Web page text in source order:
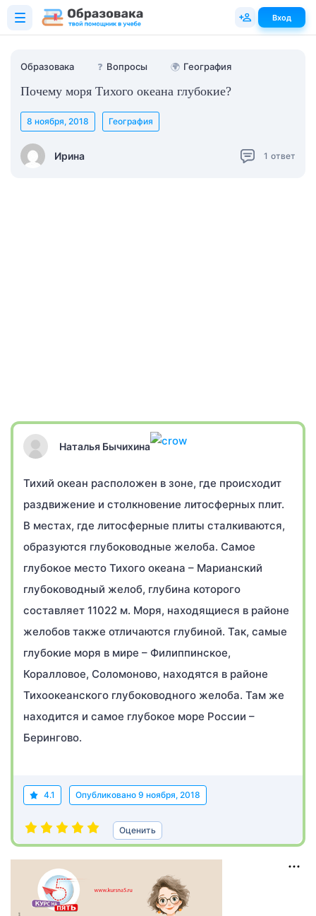
Образовака ❓ Вопросы 🌍 География
Почему моря Тихого океана глубокие?
Ирина
8 ноября, 2018 География
1 ответ
Наталья Бычихина
Тихий океан расположен в зоне, где происходит
раздвижение и столкновение литосферных плит.
В местах, где литосферные плиты сталкиваются,
образуются глубоководные желоба. Самое
глубокое место Тихого океана – Марианский
глубоководный желоб, глубина которого
составляет 11022 м. Моря, находящиеся в районе
желобов также отличаются глубиной. Так, самые
глубокие моря в мире – Филиппинское,
Коралловое, Соломоново, находятся в районе
Тихоокеанского глубоководного желоба. Там же
находится и самое глубокое море России –
Берингово.
4.1 Опубликовано 9 ноября, 2018
Оценить
Вход